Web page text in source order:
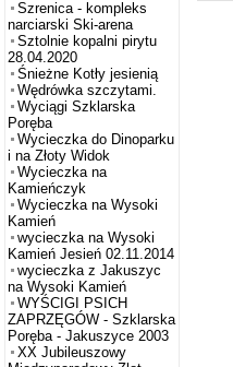
Szrenica - kompleks
narciarski Ski-arena
Sztolnie kopalni pirytu
28.04.2020
Śnieżne Kotły jesienią
Wędrówka szczytami.
Wyciągi Szklarska
Poręba
Wycieczka do Dinoparku
i na Złoty Widok
Wycieczka na
Kamieńczyk
Wycieczka na Wysoki
Kamień
wycieczka na Wysoki
Kamień Jesień 02.11.2014
wycieczka z Jakuszyc
na Wysoki Kamień
WYŚCIGI PSICH
ZAPRZĘGÓW - Szklarska
Poręba - Jakuszyce 2003
XX Jubileuszowy